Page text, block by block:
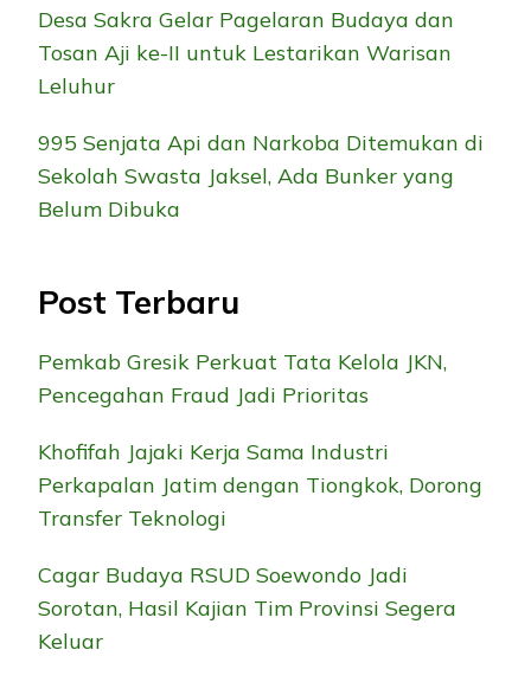
Desa Sakra Gelar Pagelaran Budaya dan
Tosan Aji ke-II untuk Lestarikan Warisan
Leluhur
995 Senjata Api dan Narkoba Ditemukan di
Sekolah Swasta Jaksel, Ada Bunker yang
Belum Dibuka
Post Terbaru
Pemkab Gresik Perkuat Tata Kelola JKN,
Pencegahan Fraud Jadi Prioritas
Khofifah Jajaki Kerja Sama Industri
Perkapalan Jatim dengan Tiongkok, Dorong
Transfer Teknologi
Cagar Budaya RSUD Soewondo Jadi
Sorotan, Hasil Kajian Tim Provinsi Segera
Keluar